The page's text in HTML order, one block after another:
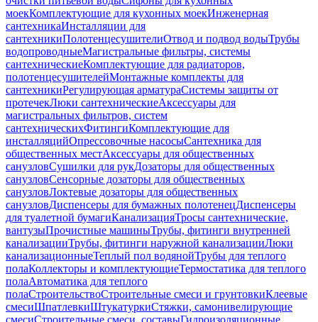
моекКомплектующие для кухонных моекИнженерная
сантехникаИнсталляции для
сантехникиПолотенцесушителиОтвод и подвод водыТрубы
водопроводныеМагистральные фильтры, системы
сантехническиеКомплектующие для радиаторов,
полотенцесушителейМонтажные комплекты для
сантехникиРегулирующая арматураСистемы защиты от
протечекЛюки сантехническиеАксессуары для
магистральных фильтров, систем
сантехническихФитингиКомплектующие для
инсталляцийОпрессовочные насосыСантехника для
общественных местАксессуары для общественных
санузловСушилки для рукДозаторы для общественных
санузловСенсорные дозаторы для общественных
санузловЛоктевые дозаторы для общественных
санузловДиспенсеры для бумажных полотенецДиспенсеры
для туалетной бумагиКанализацияТросы сантехнические,
вантузыПрочистные машиныТрубы, фитинги внутренней
канализацииТрубы, фитинги наружной канализацииЛюки
канализационныеТеплый пол водянойТрубы для теплого
полаКоллекторы и комплектующиеТермостатика для теплого
полаАвтоматика для теплого
полаСтроительствоСтроительные смеси и грунтовкиКлеевые
смесиШпатлевкиШтукатуркиСтяжки, самонивелирующие
смесиСтроительные смеси, составыГидроизоляционные